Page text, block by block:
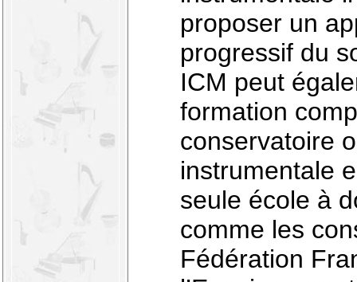
proposer un
progressif du
ICM peut
formation
conservatoire
instrumentale
seule école à
comme les
Fédération